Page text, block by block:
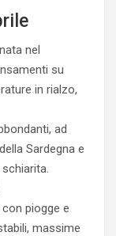
nel
su
in rialzo,
ad
Sardegna e
piogge e
massime